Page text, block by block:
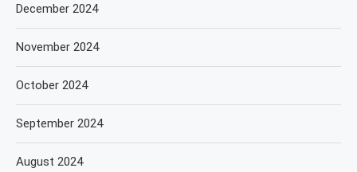
December 2024
November 2024
October 2024
September 2024
August 2024